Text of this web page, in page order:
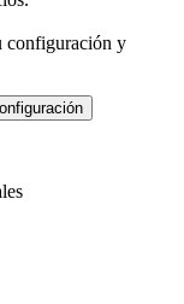
configuración y